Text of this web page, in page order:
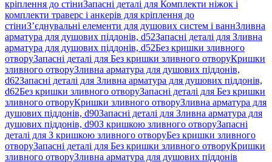
кріплення до стіниЗапасні деталі для Комплекти ніжок і
комплекти траверс і анкерів для кріплення до
стіниЗ’єднувальні елементи для душових систем і ваннЗливна
арматура для душових піддонів, d52Запасні деталі для Зливна
арматура для душових піддонів, d52Без кришки зливного
отворуЗапасні деталі для Без кришки зливного отворуКришки
зливного отворуЗливна арматура для душових піддонів,
d62Запасні деталі для Зливна арматура для душових піддонів,
d62Без кришки зливного отворуЗапасні деталі для Без кришки
зливного отворуКришки зливного отворуЗливна арматура для
душових піддонів, d90Запасні деталі для Зливна арматура для
душових піддонів, d90З кришкою зливного отворуЗапасні
деталі для З кришкою зливного отворуБез кришки зливного
отворуЗапасні деталі для Без кришки зливного отворуКришки
зливного отворуЗливна арматура для душових піддонів